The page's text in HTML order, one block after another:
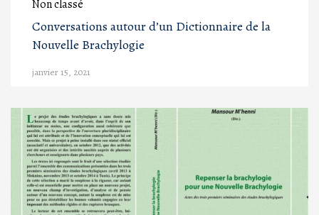
Non classé
Conversations autour d’un Dictionnaire de la
Nouvelle Brachylogie
janvier 15, 2021